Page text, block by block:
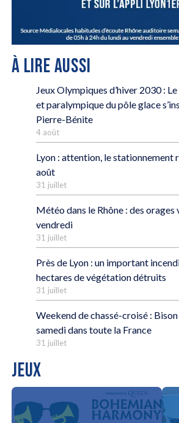
À LIRE AUSSI
Jeux Olympiques d’hiver 2030 :
et paralympique du pôle glace
Pierre-Bénite
4 août
Lyon : attention, le stationnement
août
31 juillet
Météo dans le Rhône : des orages
vendredi
31 juillet
Près de Lyon : un important
hectares de végétation détruits
31 juillet
Weekend de chassé-croisé :
samedi dans toute la France
31 juillet
JEUX